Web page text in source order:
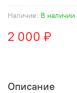
Наличие: В наличии
2 000 ₽
Описание